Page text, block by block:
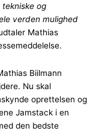
og
verden mulighed
Mathias
Biilmann
Nu skal
oprettelsen og
Jamstack i en
den bedste